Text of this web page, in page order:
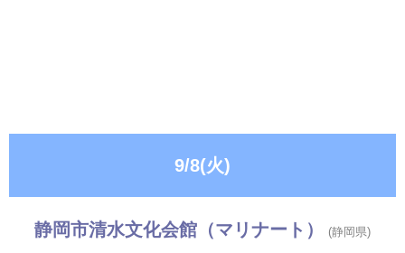
9/8(火)
静岡市清水文化会館（マリナート） (静岡県)